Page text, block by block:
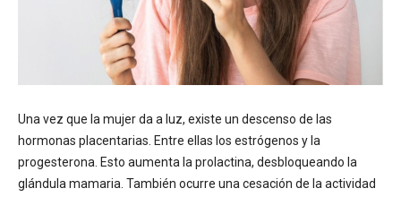
Una vez que la mujer da a luz, existe un descenso de las
hormonas placentarias. Entre ellas los estrógenos y la
progesterona. Esto aumenta la prolactina, desbloqueando la
glándula mamaria. También ocurre una cesación de la actividad